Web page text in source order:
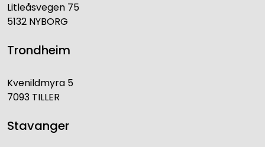
Litleåsvegen 75
5132 NYBORG
Trondheim
Kvenildmyra 5
7093 TILLER
Stavanger